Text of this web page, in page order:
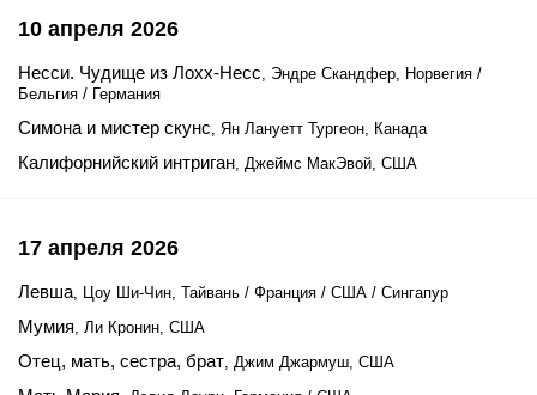
10 апреля 2026
Несси. Чудище из Лохх-Несс, Эндре Скандфер, Норвегия /
Бельгия / Германия
Симона и мистер скунс, Ян Лануетт Тургеон, Канада
Калифорнийский интриган, Джеймс МакЭвой, США
17 апреля 2026
Левша, Цоу Ши-Чин, Тайвань / Франция / США / Сингапур
Мумия, Ли Кронин, США
Отец, мать, сестра, брат, Джим Джармуш, США